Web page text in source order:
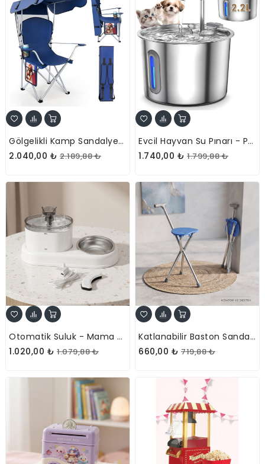
Gölgelikli Kamp Sandalyesi - Katlanabilir - Taşınabilir - Bardak Tutuculu
2.040,00 ₺ 2.189,88 ₺
Evcil Hayvan Su Pınarı - Paslanmaz Çelik - 2.2 Litre Kapasite
1.740,00 ₺ 1.799,88 ₺
Otomatik Suluk - Mama Kabı Hazneli - Evcil Hayvan Su Pınarı
1.020,00 ₺ 1.079,88 ₺
Katlanabilir Baston Sandalye - Oturaklı - 88 Cm
660,00 ₺ 719,88 ₺